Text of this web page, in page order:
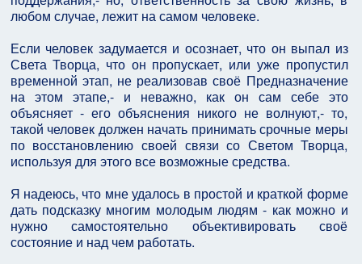
любом случае, лежит на самом человеке.
Если человек задумается и осознает, что он выпал из
Света Творца, что он пропускает, или уже пропустил
временной этап, не реализовав своё Предназначение
на этом этапе,- и неважно, как он сам себе это
объясняет - его объяснения никого не волнуют,- то,
такой человек должен начать принимать срочные меры
по восстановлению своей связи со Светом Творца,
используя для этого все возможные средства.
Я надеюсь, что мне удалось в простой и краткой форме
дать подсказку многим молодым людям - как можно и
нужно самостоятельно объективировать своё
состояние и над чем работать.